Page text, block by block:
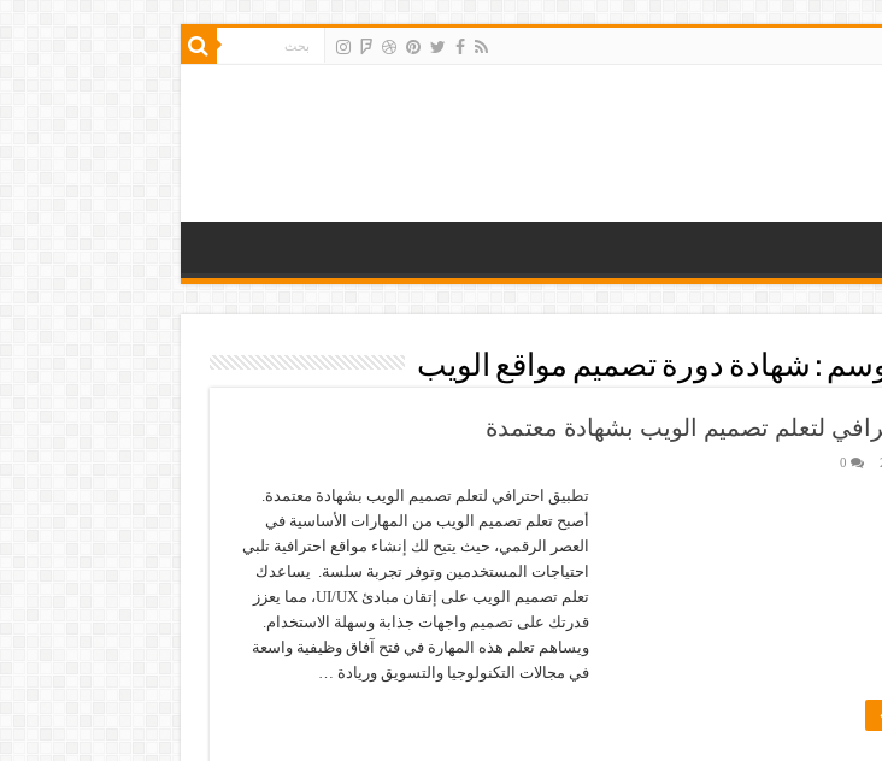
: شهادة دورة تصميم مواقع الويب
لتعلم تصميم الويب بشهادة معتمدة
0
تطبيق احترافي لتعلم تصميم الويب بشهادة معتمدة.
أصبح تعلم تصميم الويب من المهارات الأساسية في
العصر الرقمي، حيث يتيح لك إنشاء مواقع احترافية تلبي
احتياجات المستخدمين وتوفر تجربة سلسة. يساعدك
تعلم تصميم الويب على إتقان مبادئ UI/UX، مما يعزز
قدرتك على تصميم واجهات جذابة وسهلة الاستخدام.
ويساهم تعلم هذه المهارة في فتح آفاق وظيفية واسعة
في مجالات التكنولوجيا والتسويق وريادة …